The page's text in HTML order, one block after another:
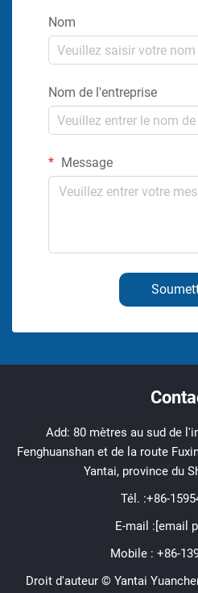
Nom
Nom de l'entreprise
Message
Add: 80 mètres au sud de
Fenghuanshan et de la route
Yantai, province du
Tél. :+86-
E-mail : [email
Mobile : +86-
Droit d'auteur © Yantai